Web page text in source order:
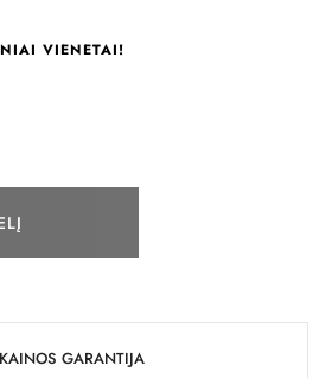
VIENETAI!
GARANTIJA